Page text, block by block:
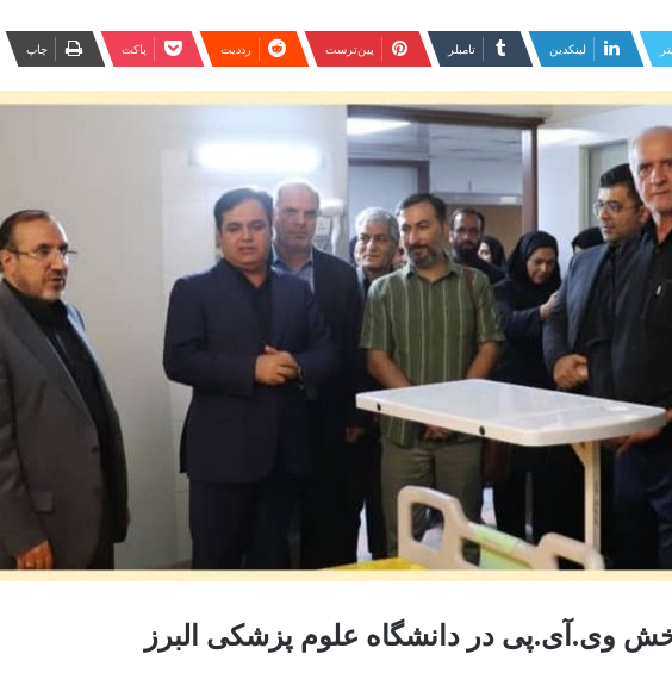
لینکدین ‫تامبلر ‫پین‌ترست ‫رددیت پاکت چاپ
وی.آی.پی در دانشگاه علوم پزشکی البرز